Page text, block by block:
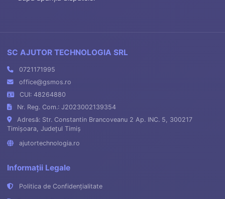
SC AJUTOR TECHNOLOGIA SRL
0721171995
office@gsmos.ro
CUI: 48264880
Nr. Reg. Com.: J2023002139354
Adresă: Str. Constantin Brancoveanu 2 Ap. INC. 5, 300217
Timișoara, Județul Timiș
ajutortechnologia.ro
Informații Legale
Politica de Confidențialitate